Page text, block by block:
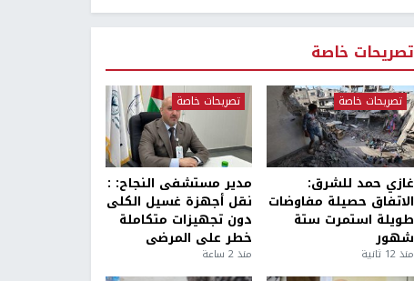
تصريحات خاصة
تصريحات خاصة
غازي حمد للشرق:
الاتفاق حصيلة مفاوضات
طويلة استمرت ستة
شهور
منذ 12 ثانية
تصريحات خاصة
مدير مستشفى النجاح: :
نقل أجهزة غسيل الكلى
دون تجهيزات متكاملة
خطر على المرضى
منذ 2 ساعة